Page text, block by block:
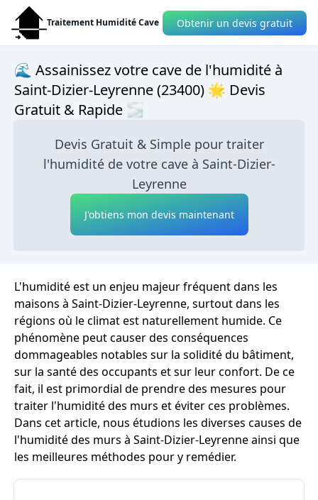
Traitement Humidité Cave Obtenir un devis gratuit
🌊 Assainissez votre cave de l'humidité à
Saint-Dizier-Leyrenne (23400) 🌟 Devis
Gratuit & Rapide 🌫
Devis Gratuit & Simple pour traiter
l'humidité de votre cave à Saint-Dizier-
Leyrenne
J'obtiens mon devis maintenant
L'humidité est un enjeu majeur fréquent dans les
maisons à Saint-Dizier-Leyrenne, surtout dans les
régions où le climat est naturellement humide. Ce
phénomène peut causer des conséquences
dommageables notables sur la solidité du bâtiment,
sur la santé des occupants et sur leur confort. De ce
fait, il est primordial de prendre des mesures pour
traiter l'humidité des murs et éviter ces problèmes.
Dans cet article, nous étudions les diverses causes de
l'humidité des murs à Saint-Dizier-Leyrenne ainsi que
les meilleures méthodes pour y remédier.